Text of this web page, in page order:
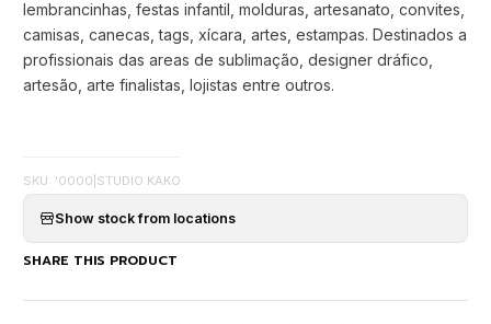
lembrancinhas, festas infantil, molduras, artesanato, convites,
camisas, canecas, tags, xícara, artes, estampas. Destinados a
profissionais das areas de sublimação, designer dráfico,
artesão, arte finalistas, lojistas entre outros.
SKU: '0000 STUDIO KAKO
Show stock from locations
SHARE THIS PRODUCT